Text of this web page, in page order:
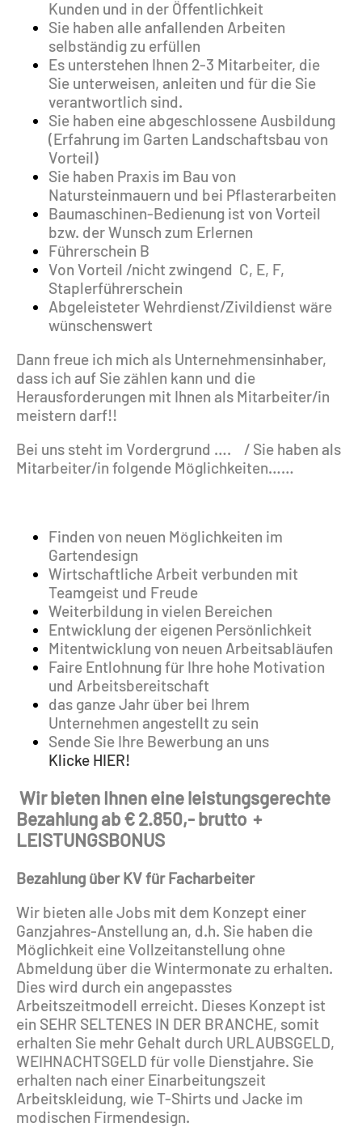
Kunden und in der Öffentlichkeit​
​Sie haben alle anfallenden Arbeiten
selbständig zu erfüllen
Es unterstehen Ihnen 2-3 Mitarbeiter, die
Sie unterweisen, anleiten und für die Sie
verantwortlich sind.
Sie haben eine abgeschlossene Ausbildung
(Erfahrung im Garten Landschaftsbau von
Vorteil)
​Sie haben Praxis im Bau von
Natursteinmauern und bei Pflasterarbeiten
Baumaschinen-Bedienung ist von Vorteil
bzw. der Wunsch zum Erlernen
​Führerschein B
Von Vorteil /nicht zwingend C, E, F,
Staplerführerschein
Abgeleisteter Wehrdienst/Zivildienst wäre
wünschenswert
Dann freue ich mich als Unternehmensinhaber,
dass ich auf Sie zählen kann und die
Herausforderungen mit Ihnen als Mitarbeiter/in
meistern darf!!
Bei uns steht im Vordergrund …. / Sie haben als
Mitarbeiter/in folgende Möglichkeiten……
Finden von neuen Möglichkeiten im
Gartendesign
Wirtschaftliche Arbeit verbunden mit
Teamgeist und Freude
Weiterbildung in vielen Bereichen
Entwicklung der eigenen Persönlichkeit
Mitentwicklung von neuen Arbeitsabläufen
Faire Entlohnung für Ihre hohe Motivation
und Arbeitsbereitschaft
das ganze Jahr über bei Ihrem
Unternehmen angestellt zu sein
Sende Sie Ihre Bewerbung an uns
Klicke HIER!
Wir bieten Ihnen eine leistungsgerechte
Bezahlung ab € 2.850,- brutto +
LEISTUNGSBONUS
Bezahlung über KV für Facharbeiter
Wir bieten alle Jobs mit dem Konzept einer
Ganzjahres-Anstellung an, d.h. Sie haben die
Möglichkeit eine Vollzeitanstellung ohne
Abmeldung über die Wintermonate zu erhalten.
Dies wird durch ein angepasstes
Arbeitszeitmodell erreicht. Dieses Konzept ist
ein SEHR SELTENES IN DER BRANCHE, somit
erhalten Sie mehr Gehalt durch URLAUBSGELD,
WEIHNACHTSGELD für volle Dienstjahre. Sie
erhalten nach einer Einarbeitungszeit
Arbeitskleidung, wie T-Shirts und Jacke im
modischen Firmendesign.